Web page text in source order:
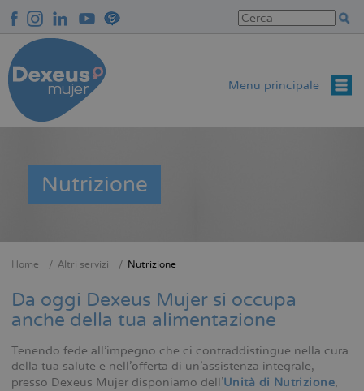
contenuto
principale
Menu principale
Nutrizione
di
pane
Home Altri servizi Nutrizione
Da oggi Dexeus Mujer si occupa
anche della tua alimentazione
Tenendo fede all’impegno che ci contraddistingue nella cura
della tua salute e nell’offerta di un’assistenza integrale,
presso Dexeus Mujer disponiamo dell'Unità di Nutrizione,